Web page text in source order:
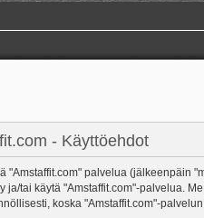
- Käyttöehdot
"Amstaffit.com" palvelua (jälkeenpäin
ja/tai käytä "Amstaffit.com"-palvelua.
koska "Amstaffit.com"-